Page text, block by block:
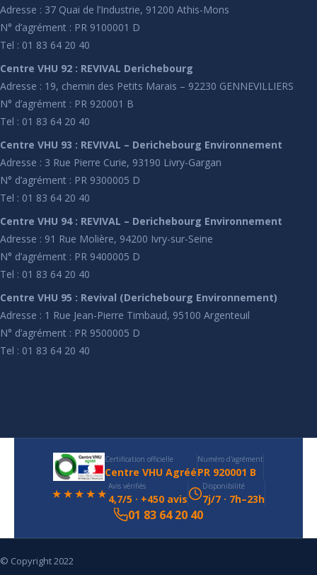
Adresse : 37 Quai de l’Industrie, 91200 Athis-Mons
N° d’agrément : PR 9100001 D
Tel : 01 83 64 20 40
Centre VHU 92 : REVIVAL Derichebourg
Adresse : 19, chemin des Petits Marais – 92230 GENNEVILLIERS
N° d’agrément : PR 920001 B
Tel : 01 83 64 20 40
Centre VHU 93 : REVIVAL – Derichebourg Environnement
Adresse : 3 Rue Pierre Curie, 93190 Livry-Gargan
N° d’agrément : PR 9300005 D
Tel : 01 83 64 20 40
Centre VHU 94 : REVIVAL – Derichebourg Environnement
Adresse : 91 Rue Molière, 94200 Ivry-sur-Seine
N° d’agrément : PR 9400005 D
Tel : 01 83 64 20 40
Centre VHU 95 : Revival (Derichebourg Environnement)
Adresse : 1 Rue Jean-Pierre Timbaud, 95100 Argenteuil
N° d’agrément : PR 9500005 D
Tel : 01 83 64 20 40
Certification officielle
Centre VHU Agréé
Numéro d'agrément
PR 920001 B
★★★★★ Avis vérifiés
4,7/5 · +450 avis
Disponibilité
7j/7 · 7h–23h
01 83 64 20 40
© Copyright 2022